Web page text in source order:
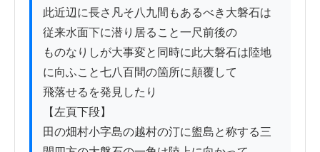
此近辺に長さ凡そ八九間もあるべき大磐石は
従来水面下に潜り居ること一尺前後の
ものなりしが大事変と同時に此大磐石は陸地
に向ふこと七八百間の箇所に顛覆して
飛落せるを発見したり
【左頁下段】
田の畑村小字島の越村の汀に盥島と称する三